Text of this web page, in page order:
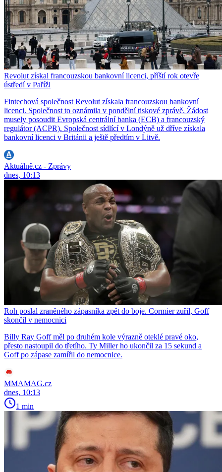
Revolut získal francouzskou bankovní licenci, příští rok otevře
ústředí v Paříži
Fintechová společnost Revolut získala francouzskou bankovní
licenci. Společnost to oznámila v pondělní tiskové zprávě. Žádost
musely posoudit Evropská centrální banka (ECB) a francouzský
regulátor (ACPR). Společnost sídlící v Londýně už dříve získala
bankovní licenci v Británii a ještě předtím v Litvě.
Aktuálně.cz - Zprávy
dnes, 10:13
Roh poslal zraněného zápasníka zpět do boje. Cormier zuřil, Goff
skončil v nemocnici
Billy Ray Goff měl po druhém kole výrazně oteklé pravé oko,
přesto nastoupil do třetího. Ty Miller ho ukončil za 15 sekund a
Goff po zápase zamířil do nemocnice.
MMAMAG.cz
dnes, 10:13
1 min